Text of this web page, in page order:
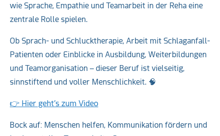
wie Sprache, Empathie und Teamarbeit in der Reha eine
zentrale Rolle spielen.
Ob Sprach- und Schlucktherapie, Arbeit mit Schlaganfall-
Patienten oder Einblicke in Ausbildung, Weiterbildungen
und Teamorganisation – dieser Beruf ist vielseitig,
sinnstiftend und voller Menschlichkeit. 🧠
👉 Hier geht’s zum Video
Bock auf: Menschen helfen, Kommunikation fördern und